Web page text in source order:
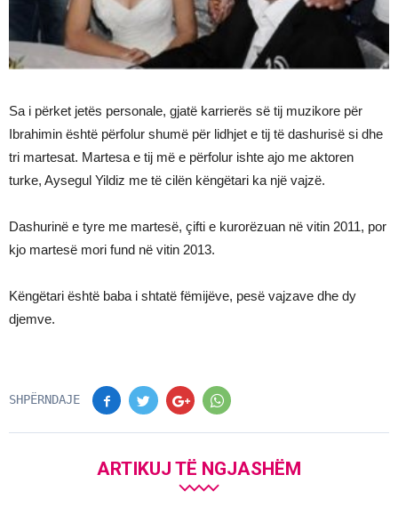
Sa i përket jetës personale, gjatë karrierës së tij muzikore për
Ibrahimin është përfolur shumë për lidhjet e tij të dashurisë si dhe
tri martesat. Martesa e tij më e përfolur ishte ajo me aktoren
turke, Aysegul Yildiz me të cilën këngëtari ka një vajzë.
Dashurinë e tyre me martesë, çifti e kurorëzuan në vitin 2011, por
kjo martesë mori fund në vitin 2013.
Këngëtari është baba i shtatë fëmijëve, pesë vajzave dhe dy
djemve.
SHPËRNDAJE
ARTIKUJ TË NGJASHËM